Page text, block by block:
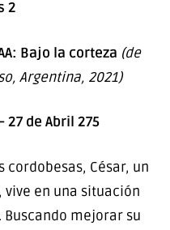
2
Bajo la corteza (de
Argentina, 2021)
27 de Abril 275
cordobesas, César, un
en una situación
mejorar su